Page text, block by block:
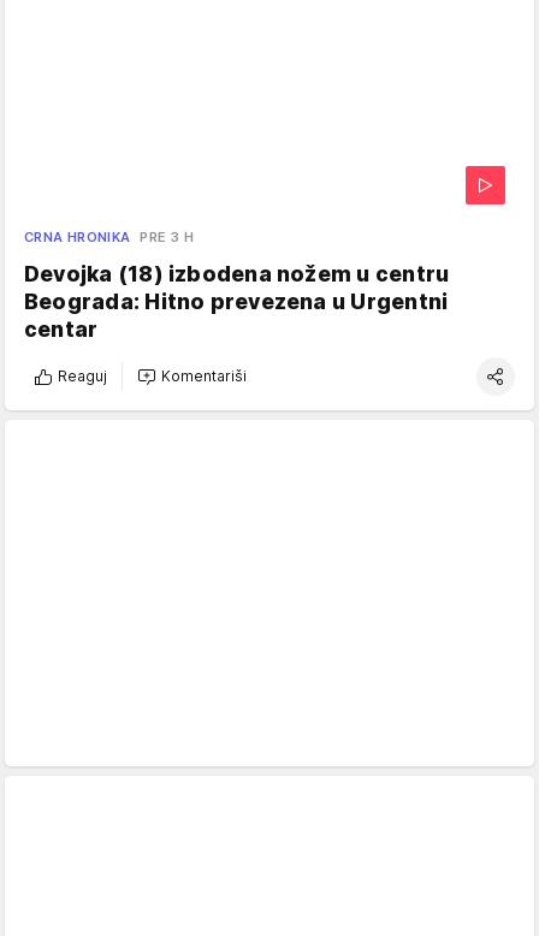
CRNA HRONIKA PRE 3 H
Devojka (18) izbodena nožem u centru
Beograda: Hitno prevezena u Urgentni
centar
Reaguj Komentariši